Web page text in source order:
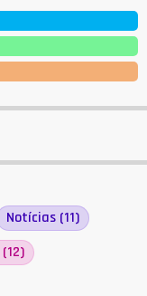
Notícias (11)
(12)